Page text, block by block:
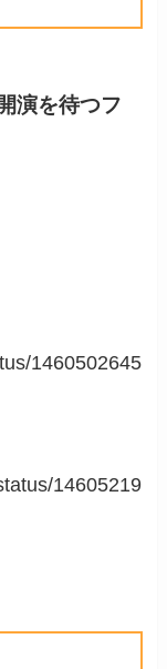
演を待つフ
1460502645
14605219